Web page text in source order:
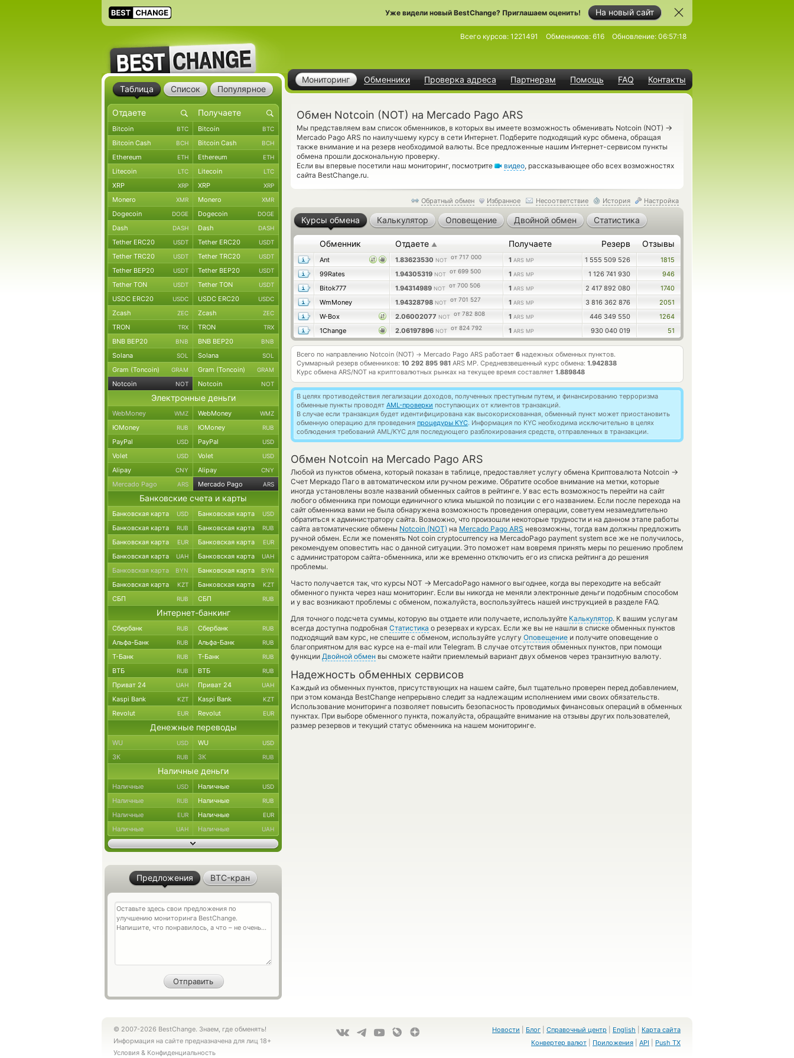
На новый сайт
Уже видели новый BestChange? Приглашаем оценить!
Мониторинг Обменники Проверка адреса Партнерам Помощь FAQ Контакты
Всего курсов: 1221491 Обменников: 616 Обновление: 06:57:18
Обмен Notcoin (NOT) на Mercado Pago ARS
Мы представляем вам список обменников, в которых вы имеете возможность обменивать Notcoin (NOT) →
Mercado Pago ARS по наилучшему курсу в сети Интернет. Подберите подходящий курс обмена, обращая
также внимание и на резерв необходимой валюты. Все предложенные нашим Интернет-сервисом пункты
обмена прошли доскональную проверку.
Если вы впервые посетили наш мониторинг, посмотрите
видео, рассказывающее обо всех возможностях
сайта BestChange.ru.
Обратный обмен Избранное Несоответствие История Настройка
Курсы обмена Калькулятор Оповещение Двойной обмен Статистика
Обменник Отдаете ▲ Получаете Резерв Отзывы
Ant 1.83623530 NOT от 717 000 1 ARS MP 1 555 509 526
1815
99Rates
1.94305319 NOT от 699 500 1 ARS MP 1 126 741 930
946
Bitok777
1.94314989 NOT от 700 506 1 ARS MP 2 417 892 080
1740
WmMoney
1.94328798 NOT от 701 527 1 ARS MP 3 816 362 876
2051
W-Box
2.06002077 NOT от 782 808 1 ARS MP 446 349 550
1264
1Change
2.06197896 NOT от 824 792 1 ARS MP 930 040 019 51
Всего по направлению Notcoin (NOT) → Mercado Pago ARS работает 6 надежных обменных пунктов.
Суммарный резерв обменников: 10 292 895 981 ARS MP. Средневзвешенный курс обмена: 1.942838
Курс обмена ARS/NOT на криптовалютных рынках на текущее время составляет 1.889848
В целях противодействия легализации доходов, полученных преступным путем, и финансированию терроризма
обменные пункты проводят AML-проверки поступающих от клиентов транзакций.
В случае если транзакция будет идентифицирована как высокорискованная, обменный пункт может приостановить
обменную операцию для проведения процедуры KYC. Информация по KYC необходима исключительно в целях
соблюдения требований AML/KYC для последующего разблокирования средств, отправленных в транзакции.
Обмен Notcoin на Mercado Pago ARS
Любой из пунктов обмена, который показан в таблице, предоставляет услугу обмена Криптовалюта Notcoin →
Счет Меркадо Паго в автоматическом или ручном режиме. Обратите особое внимание на метки, которые
иногда установлены возле названий обменных сайтов в рейтинге. У вас есть возможность перейти на сайт
любого обменника при помощи единичного клика мышкой по позиции с его названием. Если после перехода на
сайт обменника вами не была обнаружена возможность проведения операции, советуем незамедлительно
обратиться к администратору сайта. Возможно, что произошли некоторые трудности и на данном этапе работы
сайта автоматические обмены Notcoin (NOT) на Mercado Pago ARS невозможны, тогда вам должны предложить
ручной обмен. Если же поменять Not coin cryptocurrency на MercadoPago payment system все же не получилось,
рекомендуем оповестить нас о данной ситуации. Это поможет нам вовремя принять меры по решению проблем
с администратором сайта-обменника, или же временно отключить его из списка рейтинга до решения
проблемы.
Часто получается так, что курсы NOT → MercadoPago намного выгоднее, когда вы переходите на вебсайт
обменного пункта через наш мониторинг. Если вы никогда не меняли электронные деньги подобным способом
и у вас возникают проблемы с обменом, пожалуйста, воспользуйтесь нашей инструкцией в разделе FAQ.
Для точного подсчета суммы, которую вы отдаете или получаете, используйте Калькулятор. К вашим услугам
всегда доступна подробная Статистика о резервах и курсах. Если же вы не нашли в списке обменных пунктов
подходящий вам курс, не спешите с обменом, используйте услугу Оповещение и получите оповещение о
благоприятном для вас курсе на e-mail или Telegram. В случае отсутствия обменных пунктов, при помощи
функции Двойной обмен вы сможете найти приемлемый вариант двух обменов через транзитную валюту.
Надежность обменных сервисов
Каждый из обменных пунктов, присутствующих на нашем сайте, был тщательно проверен перед добавлением,
при этом команда BestChange непрерывно следит за надлежащим исполнением ими своих обязательств.
Использование мониторинга позволяет повысить безопасность проводимых финансовых операций в обменных
пунктах. При выборе обменного пункта, пожалуйста, обращайте внимание на отзывы других пользователей,
размер резервов и текущий статус обменника на нашем мониторинге.
Таблица Список Популярное
Bitcoin BTC Bitcoin BTC
Bitcoin Cash BCH Bitcoin Cash BCH
Ethereum ETH Ethereum ETH
Litecoin LTC Litecoin LTC
XRP XRP XRP XRP
Monero XMR Monero XMR
Dogecoin DOGE Dogecoin DOGE
Dash DASH Dash DASH
Tether ERC20 USDT Tether ERC20 USDT
Tether TRC20 USDT Tether TRC20 USDT
Tether BEP20 USDT Tether BEP20 USDT
Tether TON USDT Tether TON USDT
USDC ERC20 USDC USDC ERC20 USDC
Zcash ZEC Zcash ZEC
TRON TRX TRON TRX
BNB BEP20 BNB BNB BEP20 BNB
Solana SOL Solana SOL
Gram (Toncoin) GRAM Gram (Toncoin) GRAM
Notcoin NOT Notcoin NOT
Электронные деньги
WebMoney WMZ WebMoney WMZ
ЮMoney RUB ЮMoney RUB
PayPal USD PayPal USD
Volet USD Volet USD
Alipay CNY Alipay CNY
Mercado Pago ARS Mercado Pago ARS
Банковские счета и карты
Банковская карта USD Банковская карта USD
Банковская карта RUB Банковская карта RUB
Банковская карта EUR Банковская карта EUR
Банковская карта UAH Банковская карта UAH
Банковская карта BYN Банковская карта BYN
Банковская карта KZT Банковская карта KZT
СБП RUB СБП RUB
Интернет-банкинг
Сбербанк RUB Сбербанк RUB
Альфа-Банк RUB Альфа-Банк RUB
Т-Банк RUB Т-Банк RUB
ВТБ RUB ВТБ RUB
Приват 24 UAH Приват 24 UAH
Kaspi Bank KZT Kaspi Bank KZT
Revolut EUR Revolut EUR
Денежные переводы
WU USD WU USD
ЗК RUB ЗК RUB
Наличные деньги
Наличные USD Наличные USD
Наличные RUB Наличные RUB
Наличные EUR Наличные EUR
Наличные UAH Наличные UAH
Предложения BTC-кран
© 2007-2026 BestChange. Знаем, где обменять!
Информация на сайте предназначена для лиц 18+
Условия & Конфиденциальность
Новости Блог Справочный центр English
Карта сайта
Конвертер валют
Приложения API Push TX